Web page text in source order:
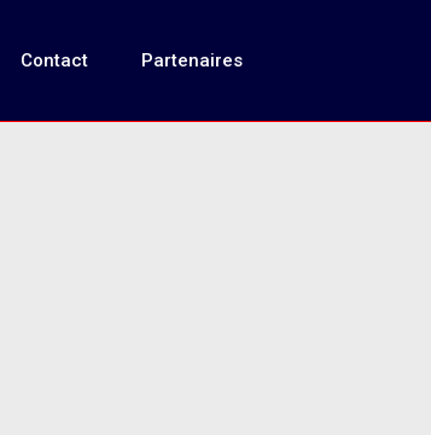
Contact Partenaires